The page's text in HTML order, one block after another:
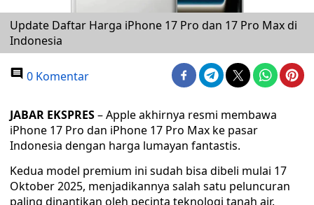
Update Daftar Harga iPhone 17 Pro dan 17 Pro Max di
Indonesia
0 Komentar
JABAR EKSPRES– Apple akhirnya resmi membawa
iPhone 17 Pro dan iPhone 17 Pro Max ke pasar
Indonesia dengan harga lumayan fantastis.
Kedua model premium ini sudah bisa dibeli mulai 17
Oktober 2025, menjadikannya salah satu peluncuran
paling dinantikan oleh pecinta teknologi tanah air.